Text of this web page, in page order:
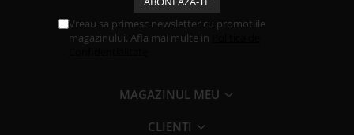
Vreau sa primesc newsletter cu promotiile
magazinului. Afla mai multe in
MAGAZINUL MEU
CLIENTI